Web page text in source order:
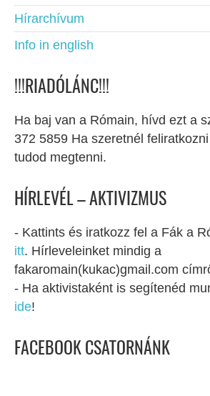
Hírarchívum
Info in english
!!!RIADÓLÁNC!!!
Ha baj van a Rómain, hívd ezt a
372 5859 Ha szeretnél
tudod megtenni.
HÍRLEVÉL – AKTIVIZMUS
- Kattints és iratkozz fel a Fák a
itt. Hírleveleinket mindig a
fakaromain(kukac)gmail.com
- Ha aktivistaként is segítenéd
ide!
FACEBOOK CSATORNÁNK